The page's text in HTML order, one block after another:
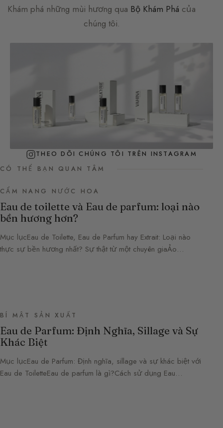
Khám phá những mùi hương qua Bộ Khám Phá của
chúng tôi.
THEO DÕI CHÚNG TÔI TRÊN INSTAGRAM
CÓ THỂ BẠN QUAN TÂM
CẨM NANG NƯỚC HOA
Eau de toilette và Eau de parfum: loại nào
bền hương hơn?
Mục lụcEau de Toilette, Eau de Parfum hay Extrait: Loại nào
thực sự bền hương nhất? Sự thật từ một chuyên giaẢo…
BÍ MẬT SẢN XUẤT
Eau de Parfum: Định Nghĩa, Sillage và Sự
Khác Biệt
Mục lụcEau de Parfum: Định nghĩa, sillage và sự khác biệt với
Eau de ToiletteEau de parfum là gì?Cách sử dụng Eau…